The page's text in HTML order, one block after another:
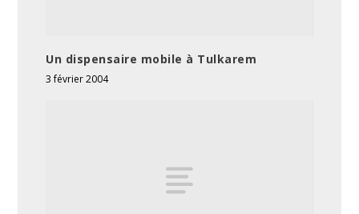
Un dispensaire mobile à Tulkarem
3 février 2004